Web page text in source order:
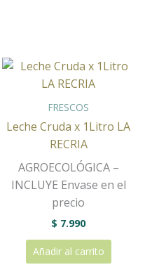
FRESCOS
Leche Cruda x 1Litro LA
RECRIA
AGROECOLÓGICA –
INCLUYE Envase en el
precio
$ 7.990
Añadir al carrito